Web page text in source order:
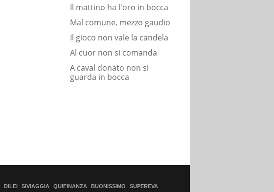
Il mattino ha l'oro in bocca
Mal comune, mezzo gaudio
Il gioco non vale la candela
Al cuor non si comanda
A caval donato non si
guarda in bocca
DILEI SIVIAGGIA QUIFINANZA BUONISSIMO SUPEREVA